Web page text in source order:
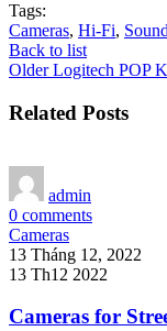
Tags:
Cameras, Hi-Fi, Sound
Back to list
Older Logitech POP
Related Posts
admin
0 comments
Cameras
13 Tháng 12, 2022
13 Th12 2022
Cameras for